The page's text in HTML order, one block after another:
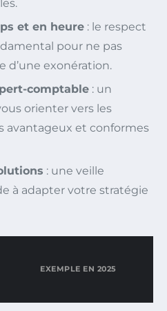
et en heure : le respect
pour ne pas
d’une exonération.
comptable : un
orienter vers les
avantageux et conformes
: une veille
à adapter votre stratégie
EXEMPLE EN 2025